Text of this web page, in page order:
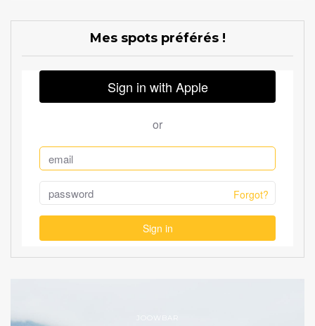
Mes spots préférés !
JOOWBAR